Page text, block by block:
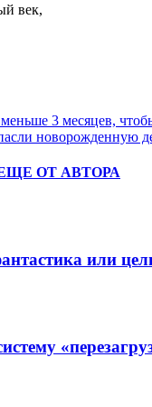
век,
3 месяцев,
новорожденную
ОТ АВТОРА
или